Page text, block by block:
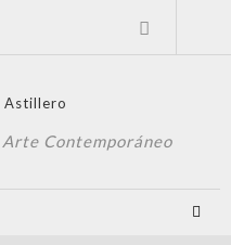
Contemporáneo